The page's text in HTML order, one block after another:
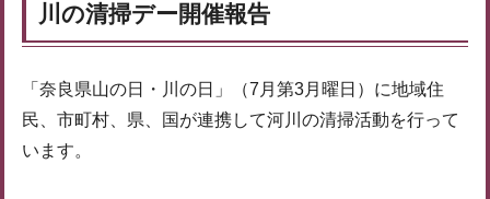
川の清掃デー開催報告
「奈良県山の日・川の日」（7月第3月曜日）に地域住
民、市町村、県、国が連携して河川の清掃活動を行って
います。